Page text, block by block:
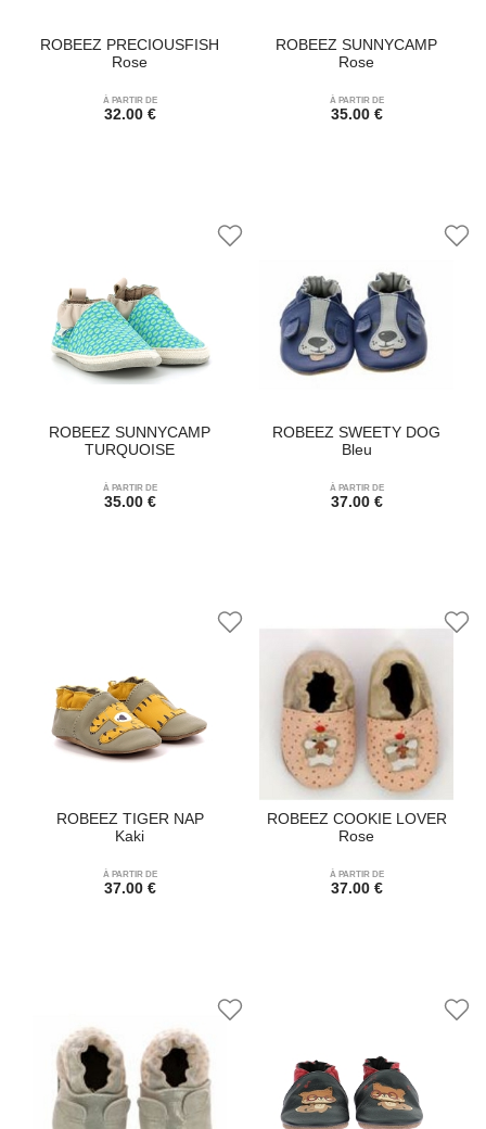
ROBEEZ PRECIOUSFISH
Rose
À PARTIR DE
32.00 €
ROBEEZ SUNNYCAMP
Rose
À PARTIR DE
35.00 €
ROBEEZ SUNNYCAMP
TURQUOISE
À PARTIR DE
35.00 €
ROBEEZ SWEETY DOG
Bleu
À PARTIR DE
37.00 €
ROBEEZ TIGER NAP
Kaki
À PARTIR DE
37.00 €
ROBEEZ COOKIE LOVER
Rose
À PARTIR DE
37.00 €